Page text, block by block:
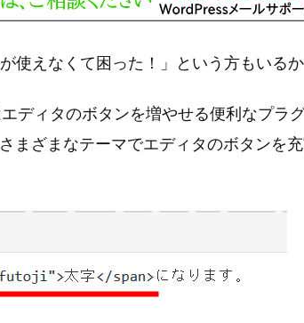
使えなくて困った！」という方もいるか
ディタのボタンを増やせる便利なプラ
まざまなテーマでエディタのボタンを